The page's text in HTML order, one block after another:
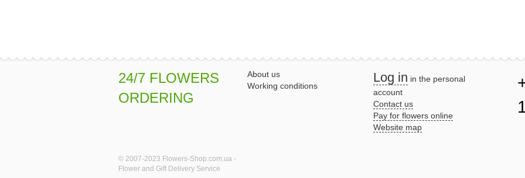
24/7 FLOWERS
ORDERING
© 2007-2023 Flowers-Shop.com.ua -
Flower and Gift Delivery Service
About us
Working conditions
Log in in the personal
account
Contact us
Pay for flowers online
Website map